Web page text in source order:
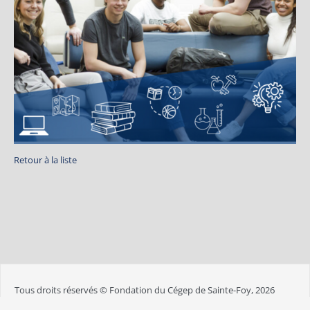
Retour à la liste
Tous droits réservés © Fondation du Cégep de Sainte-Foy, 2026